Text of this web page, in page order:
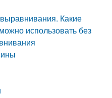
Какие
использовать без